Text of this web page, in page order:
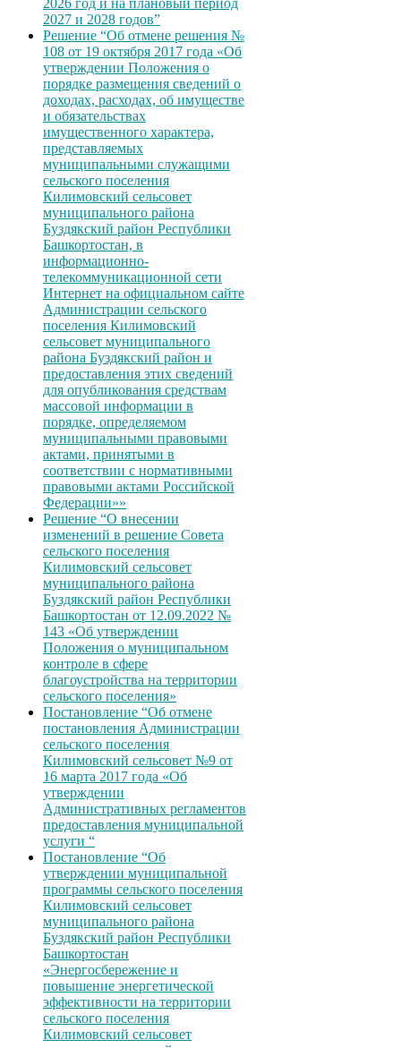
2026 год и на плановый период
2027 и 2028 годов”
Решение “Об отмене решения №
108 от 19 октября 2017 года «Об
утверждении Положения о
порядке размещения сведений о
доходах, расходах, об имуществе
и обязательствах
имущественного характера,
представляемых
муниципальными служащими
сельского поселения
Килимовский сельсовет
муниципального района
Буздякский район Республики
Башкортостан, в
информационно-
телекоммуникационной сети
Интернет на официальном сайте
Администрации сельского
поселения Килимовский
сельсовет муниципального
района Буздякский район и
предоставления этих сведений
для опубликования средствам
массовой информации в
порядке, определяемом
муниципальными правовыми
актами, принятыми в
соответствии с нормативными
правовыми актами Российской
Федерации»»
Решение “О внесении
изменений в решение Совета
сельского поселения
Килимовский сельсовет
муниципального района
Буздякский район Республики
Башкортостан от 12.09.2022 №
143 «Об утверждении
Положения о муниципальном
контроле в сфере
благоустройства на территории
сельского поселения»
Постановление “Об отмене
постановления Администрации
сельского поселения
Килимовский сельсовет №9 от
16 марта 2017 года «Об
утверждении
Административных регламентов
предоставления муниципальной
услуги “
Постановление “Об
утверждении муниципальной
программы сельского поселения
Килимовский сельсовет
муниципального района
Буздякский район Республики
Башкортостан
«Энергосбережение и
повышение энергетической
эффективности на территории
сельского поселения
Килимовский сельсовет